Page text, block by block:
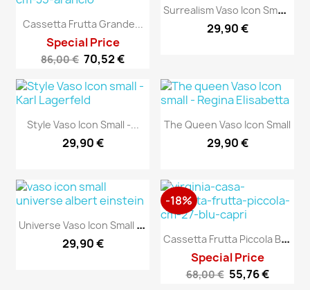
Cassetta Frutta Grande...
Special Price
86,00 € 70,52 €
S
Urrealism Vaso Icon Small...
29,90 €
Style Vaso Icon Small -...
29,90 €
The Queen Vaso Icon Small
29,90 €
U
Niverse Vaso Icon Small -...
29,90 € C
Assetta Frutta Piccola Blu...
Special Price
68,00 € 55,76 €
-18%